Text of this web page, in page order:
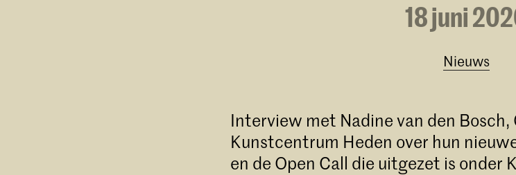
18 juni
Nieuws
Interview met Nadine van den Bosch,
Kunstcentrum Heden over hun
en de Open Call die uitgezet is onder